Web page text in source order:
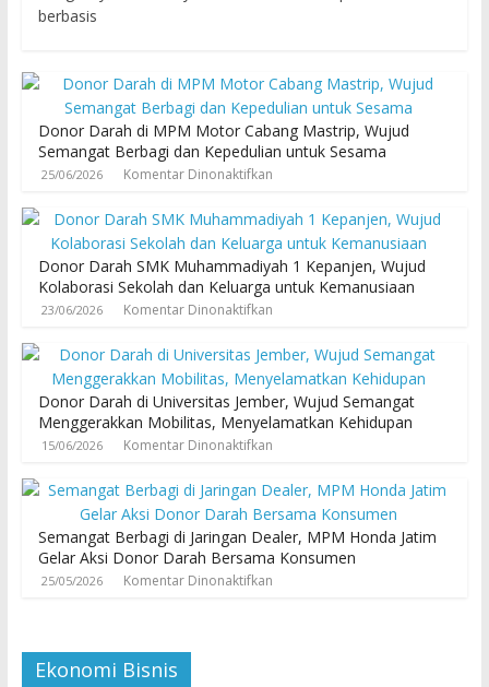
berbasis
Donor Darah di MPM Motor Cabang Mastrip, Wujud
Semangat Berbagi dan Kepedulian untuk Sesama
25/06/2026 Komentar Dinonaktifkan
Donor Darah SMK Muhammadiyah 1 Kepanjen, Wujud
Kolaborasi Sekolah dan Keluarga untuk Kemanusiaan
23/06/2026 Komentar Dinonaktifkan
Donor Darah di Universitas Jember, Wujud Semangat
Menggerakkan Mobilitas, Menyelamatkan Kehidupan
15/06/2026 Komentar Dinonaktifkan
Semangat Berbagi di Jaringan Dealer, MPM Honda Jatim
Gelar Aksi Donor Darah Bersama Konsumen
25/05/2026 Komentar Dinonaktifkan
Ekonomi Bisnis